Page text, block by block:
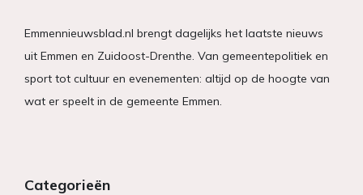
Emmennieuwsblad.nl brengt dagelijks het laatste nieuws
uit Emmen en Zuidoost-Drenthe. Van gemeentepolitiek en
sport tot cultuur en evenementen: altijd op de hoogte van
wat er speelt in de gemeente Emmen.
Categorieën